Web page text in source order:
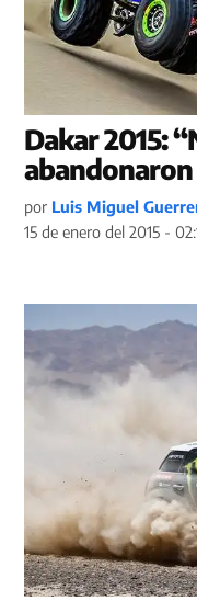
Dakar 2015:
por Luis Miguel
15 de enero del 2015 -